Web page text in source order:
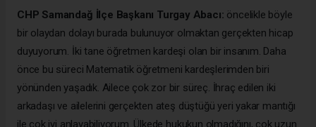
CHP Samandağ İlçe Başkanı Turgay Abacı: öncelikle böyle
bir olaydan dolayı burada bulunuyor olmaktan gerçekten hicap
duyuyorum. İki tane öğretmen kardeşi olan bir insanım. Daha
önce bu süreci Matematik öğretmeni kardeşlerimden biri
yönünden yaşadık. Ailece çok zor bir süreç. İhraç edilen iki
arkadaşı ve ailelerini gerçekten ateş düştüğü yeri yakar mantığı
ile çok iyi anlayabiliyorum. Ülkede hukukun olmadığını, çok uzun